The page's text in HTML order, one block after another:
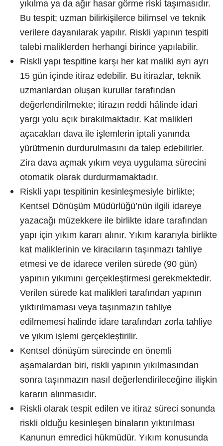
yıkılma ya da ağır hasar görme riski taşımasıdır.
Bu tespit; uzman bilirkişilerce bilimsel ve teknik
verilere dayanılarak yapılır. Riskli yapının tespiti
talebi maliklerden herhangi birince yapılabilir.
Riskli yapı tespitine karşı her kat maliki ayrı ayrı
15 gün içinde itiraz edebilir. Bu itirazlar, teknik
uzmanlardan oluşan kurullar tarafından
değerlendirilmekte; itirazın reddi hâlinde idari
yargı yolu açık bırakılmaktadır. Kat malikleri
açacakları dava ile işlemlerin iptali yanında
yürütmenin durdurulmasını da talep edebilirler.
Zira dava açmak yıkım veya uygulama sürecini
otomatik olarak durdurmamaktadır.
Riskli yapı tespitinin kesinleşmesiyle birlikte;
Kentsel Dönüşüm Müdürlüğü’nün ilgili idareye
yazacağı müzekkere ile birlikte idare tarafından
yapı için yıkım kararı alınır. Yıkım kararıyla birlikte
kat maliklerinin ve kiracıların taşınmazı tahliye
etmesi ve de idarece verilen sürede (90 gün)
yapının yıkımını gerçekleştirmesi gerekmektedir.
Verilen sürede kat malikleri tarafından yapının
yıktırılmaması veya taşınmazın tahliye
edilmemesi halinde idare tarafından zorla tahliye
ve yıkım işlemi gerçekleştirilir.
Kentsel dönüşüm sürecinde en önemli
aşamalardan biri, riskli yapının yıkılmasından
sonra taşınmazın nasıl değerlendirileceğine ilişkin
kararın alınmasıdır.
Riskli olarak tespit edilen ve itiraz süreci sonunda
riskli olduğu kesinleşen binaların yıktırılması
Kanunun emredici hükmüdür. Yıkım konusunda